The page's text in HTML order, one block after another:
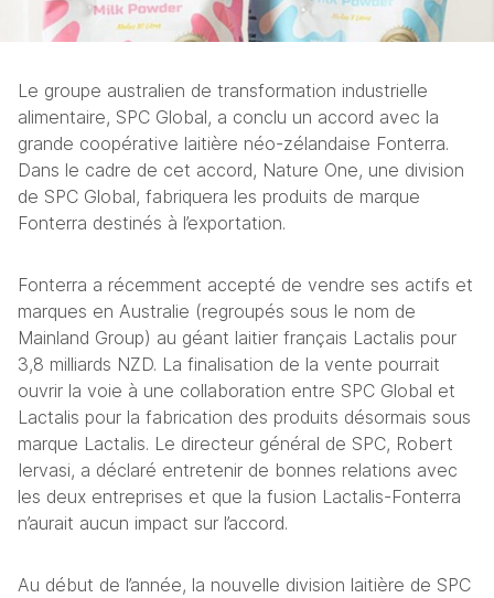
Le groupe australien de transformation industrielle
alimentaire, SPC Global, a conclu un accord avec la
grande coopérative laitière néo-zélandaise Fonterra.
Dans le cadre de cet accord, Nature One, une division
de SPC Global, fabriquera les produits de marque
Fonterra destinés à l’exportation.
Fonterra a récemment accepté de vendre ses actifs et
marques en Australie (regroupés sous le nom de
Mainland Group) au géant laitier français Lactalis pour
3,8 milliards NZD. La finalisation de la vente pourrait
ouvrir la voie à une collaboration entre SPC Global et
Lactalis pour la fabrication des produits désormais sous
marque Lactalis. Le directeur général de SPC, Robert
Iervasi, a déclaré entretenir de bonnes relations avec
les deux entreprises et que la fusion Lactalis-Fonterra
n’aurait aucun impact sur l’accord.
Au début de l’année, la nouvelle division laitière de SPC